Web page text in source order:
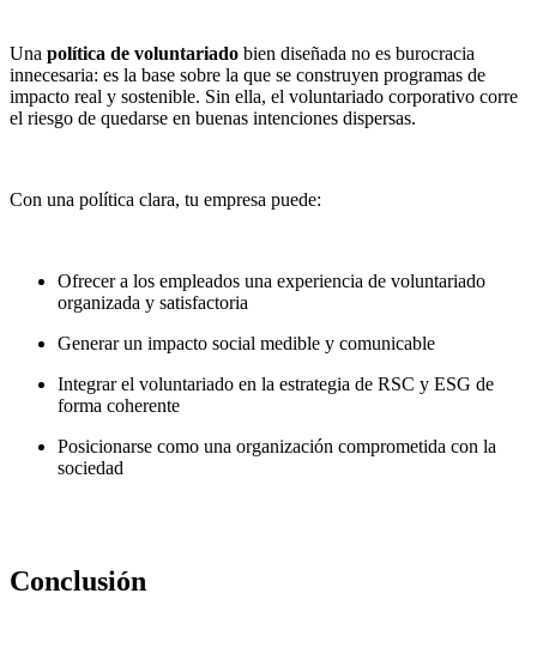
Una política de voluntariado bien diseñada no es burocracia
innecesaria: es la base sobre la que se construyen programas de
impacto real y sostenible. Sin ella, el voluntariado corporativo corre
el riesgo de quedarse en buenas intenciones dispersas.
Con una política clara, tu empresa puede:
Ofrecer a los empleados una experiencia de voluntariado
organizada y satisfactoria
Generar un impacto social medible y comunicable
Integrar el voluntariado en la estrategia de RSC y ESG de
forma coherente
Posicionarse como una organización comprometida con la
sociedad
Conclusión